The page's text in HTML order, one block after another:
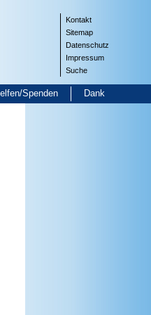
Kontakt
Sitemap
Datenschutz
Impressum
Suche
Spenden Dank